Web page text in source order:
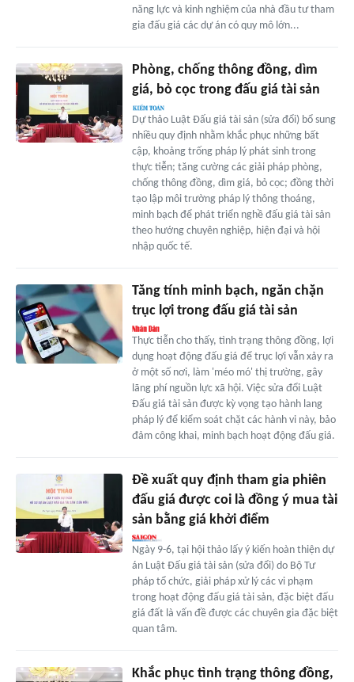
năng lực và kinh nghiệm của nhà đầu tư tham
gia đấu giá các dự án có quy mô lớn...
Phòng, chống thông đồng, dìm
giá, bỏ cọc trong đấu giá tài sản
Dự thảo Luật Đấu giá tài sản (sửa đổi) bổ sung
nhiều quy định nhằm khắc phục những bất
cập, khoảng trống pháp lý phát sinh trong
thực tiễn; tăng cường các giải pháp phòng,
chống thông đồng, dìm giá, bỏ cọc; đồng thời
tạo lập môi trường pháp lý thông thoáng,
minh bạch để phát triển nghề đấu giá tài sản
theo hướng chuyên nghiệp, hiện đại và hội
nhập quốc tế.
Tăng tính minh bạch, ngăn chặn
trục lợi trong đấu giá tài sản
Thực tiễn cho thấy, tình trạng thông đồng, lợi
dụng hoạt động đấu giá để trục lợi vẫn xảy ra
ở một số nơi, làm 'méo mó' thị trường, gây
lãng phí nguồn lực xã hội. Việc sửa đổi Luật
Đấu giá tài sản được kỳ vọng tạo hành lang
pháp lý để kiểm soát chặt các hành vi này, bảo
đảm công khai, minh bạch hoạt động đấu giá.
Đề xuất quy định tham gia phiên
đấu giá được coi là đồng ý mua tài
sản bằng giá khởi điểm
Ngày 9-6, tại hội thảo lấy ý kiến hoàn thiện dự
án Luật Đấu giá tài sản (sửa đổi) do Bộ Tư
pháp tổ chức, giải pháp xử lý các vi phạm
trong hoạt động đấu giá tài sản, đặc biệt đấu
giá đất là vấn đề được các chuyên gia đặc biệt
quan tâm.
Khắc phục tình trạng thông đồng,